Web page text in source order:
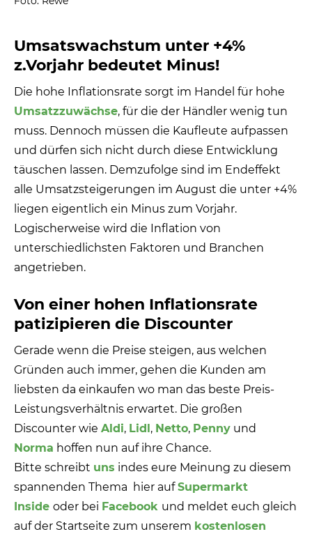
Umsatswachstum unter +4%
z.Vorjahr bedeutet Minus!
Die hohe Inflationsrate sorgt im Handel für hohe
Umsatzzuwächse, für die der Händler wenig tun
muss. Dennoch müssen die Kaufleute aufpassen
und dürfen sich nicht durch diese Entwicklung
täuschen lassen. Demzufolge sind im Endeffekt
alle Umsatzsteigerungen im August die unter +4%
liegen eigentlich ein Minus zum Vorjahr.
Logischerweise wird die Inflation von
unterschiedlichsten Faktoren und Branchen
angetrieben.
Von einer hohen Inflationsrate
patizipieren die Discounter
Gerade wenn die Preise steigen, aus welchen
Gründen auch immer, gehen die Kunden am
liebsten da einkaufen wo man das beste Preis-
Leistungsverhältnis erwartet. Die großen
Discounter wie Aldi, Lidl , Netto, Penny und
Norma hoffen nun auf ihre Chance.
Bitte schreibt uns indes eure Meinung zu diesem
spannenden Thema hier aufSupermarkt
Inside oder bei Facebook und meldet euch gleich
auf der Startseite zum unserem kostenlosen